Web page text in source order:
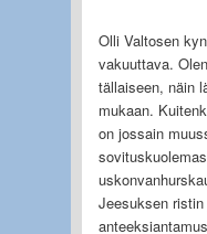
Olli Valtosen
vakuuttava.
tällaiseen, näin
mukaan.
on jossain
Jeesuksen